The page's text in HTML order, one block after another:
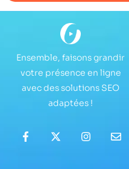
Ensemble, faisons grandir
votre présence en ligne
avec des solutions SEO
adaptées !